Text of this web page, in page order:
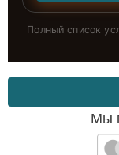
Полный список
Мы